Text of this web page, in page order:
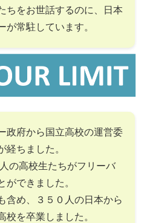
ちをお世話するのに、日本
が常駐しています。
政府から国立高校の運営委
経ちました。
の高校生たちがフリーバ
ができました。
含め、３５０人の日本から
校を卒業しました。